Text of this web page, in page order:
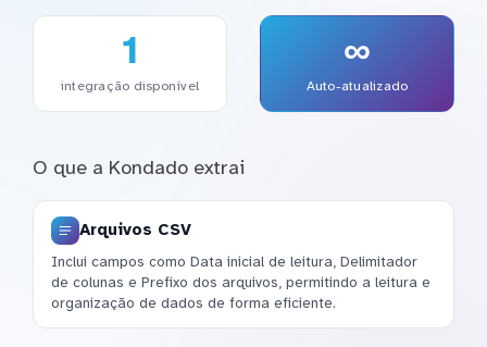
1
integração disponível
∞
Auto-atualizado
O que a Kondado extrai
Arquivos CSV
Inclui campos como Data inicial de leitura, Delimitador
de colunas e Prefixo dos arquivos, permitindo a leitura e
organização de dados de forma eficiente.